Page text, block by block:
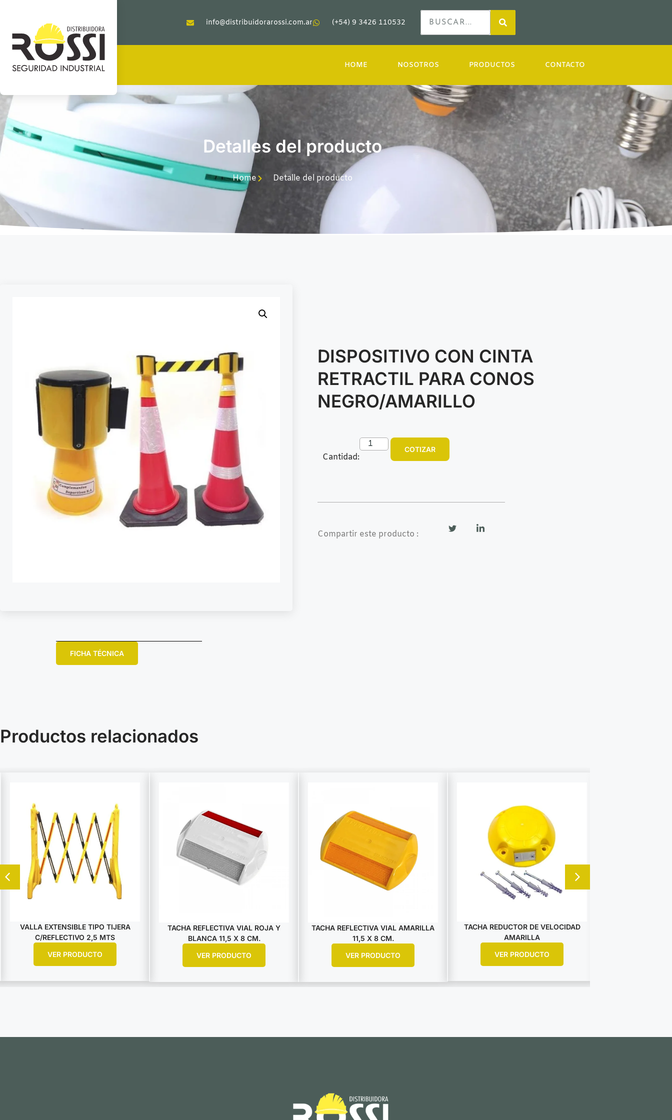
info@distribuidorarossi.com.ar (+54) 9 3426 110532
HOME NOSOTROS PRODUCTOS CONTACTO
Detalles del producto
Home Detalle del producto
DISPOSITIVO CON CINTA
RETRACTIL PARA CONOS
NEGRO/AMARILLO
Cantidad:
COTIZAR
Compartir este producto :
FICHA TÉCNICA
Productos relacionados
VALLA EXTENSIBLE TIPO TIJERA
C/REFLECTIVO 2,5 MTS
VER PRODUCTO
TACHA REFLECTIVA VIAL ROJA Y
BLANCA 11,5 X 8 CM.
VER PRODUCTO
TACHA REFLECTIVA VIAL AMARILLA
11,5 X 8 CM.
VER PRODUCTO
TACHA REDUCTOR DE VELOCIDAD
AMARILLA
VER PRODUCTO